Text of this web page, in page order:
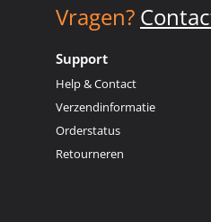
Vragen?
Support
Help & Contact
Verzendinformatie
Orderstatus
Retourneren